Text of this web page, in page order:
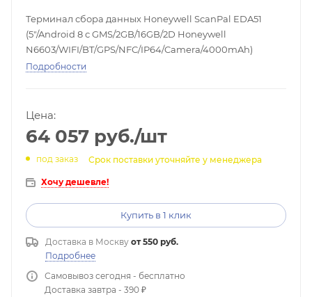
Терминал сбора данных Honeywell ScanPal EDA51
(5"/Android 8 с GMS/2GB/16GB/2D Honeywell
N6603/WIFI/BT/GPS/NFC/IP64/Camera/4000mAh)
Подробности
Цена:
64 057 руб./шт
под заказ Срок поставки уточняйте у менеджера
Хочу дешевле!
Купить в 1 клик
Доставка в Москву от 550 руб.
Подробнее
Самовывоз сегодня - бесплатно
Доставка завтра - 390 ₽